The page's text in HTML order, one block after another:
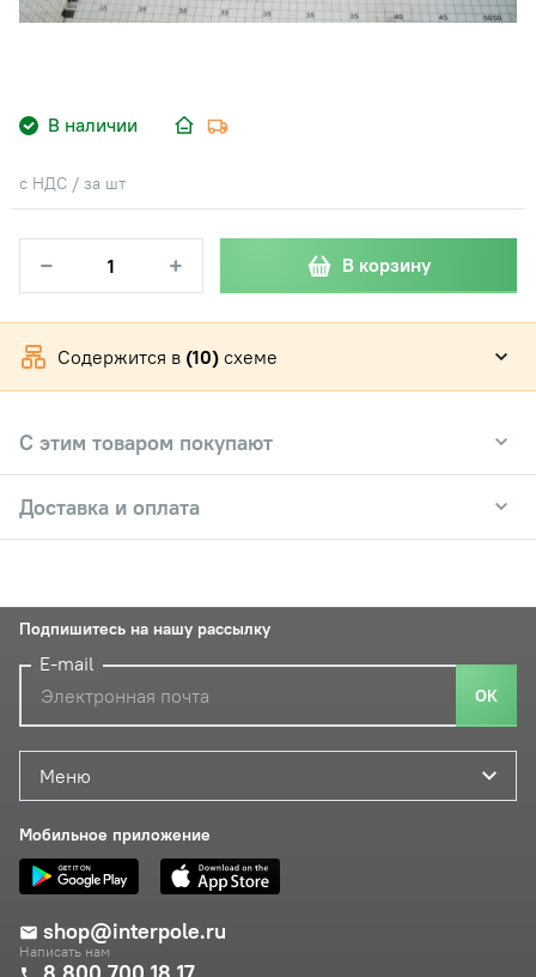
В наличии
с НДС / за шт
− + В корзину
Содержится в (10) схеме
С этим товаром покупают
Доставка и оплата
Меню
Мобильное приложение
shop@interpole.ru
Написать нам
Подпишитесь на нашу рассылку
E-mail
ОК